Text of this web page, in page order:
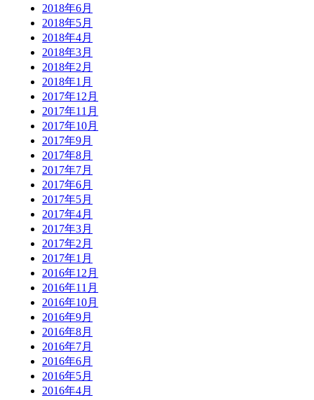
2018年6月
2018年5月
2018年4月
2018年3月
2018年2月
2018年1月
2017年12月
2017年11月
2017年10月
2017年9月
2017年8月
2017年7月
2017年6月
2017年5月
2017年4月
2017年3月
2017年2月
2017年1月
2016年12月
2016年11月
2016年10月
2016年9月
2016年8月
2016年7月
2016年6月
2016年5月
2016年4月